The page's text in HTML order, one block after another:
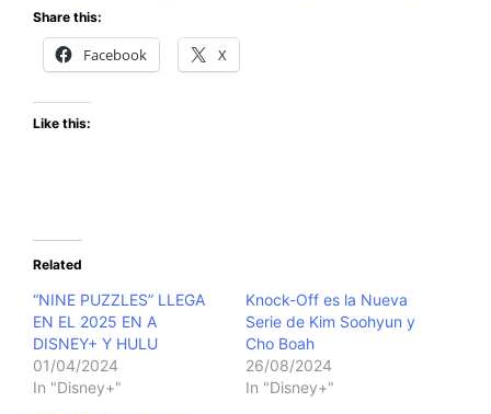
Share this:
Facebook X
Like this:
Related
“NINE PUZZLES” LLEGA
EN EL 2025 EN A
DISNEY+ Y HULU
01/04/2024
In "Disney+"
Knock-Off es la Nueva
Serie de Kim Soohyun y
Cho Boah
26/08/2024
In "Disney+"